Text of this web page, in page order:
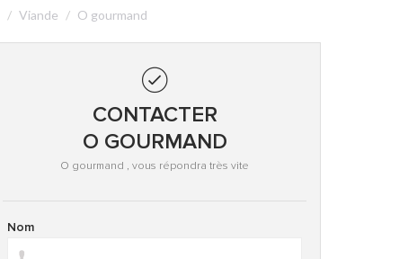
Viande O gourmand
CONTACTER
O GOURMAND
O gourmand , vous répondra très vite
Nom